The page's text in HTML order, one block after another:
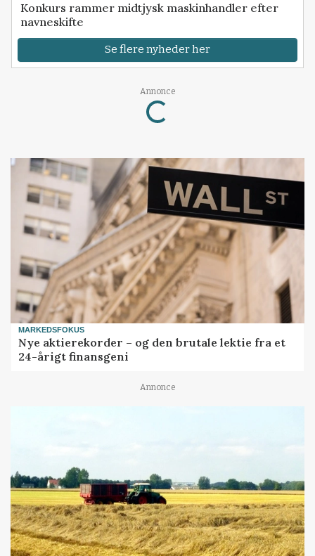
Konkurs rammer midtjysk maskinhandler efter
navneskifte
Se flere nyheder her
Annonce
Loading...
MARKEDSFOKUS
Nye aktierekorder – og den brutale lektie fra et
24-årigt finansgeni
Annonce